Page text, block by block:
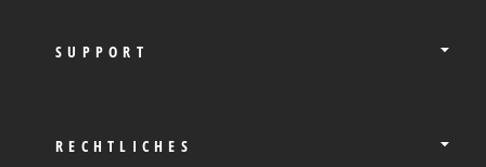
SUPPORT
RECHTLICHES